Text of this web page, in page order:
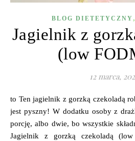
BLOG DIETETYCZNY ,
Jagielnik z
(low
12 marca,
to Ten jagielnik z gorzką czekoladą robi się w 25 minut! Serio! I
jest pyszny! W dodatku osoby z
porcję, albo dwie, bo wszystkie
Jagielnik z gorzką czekoladą (low